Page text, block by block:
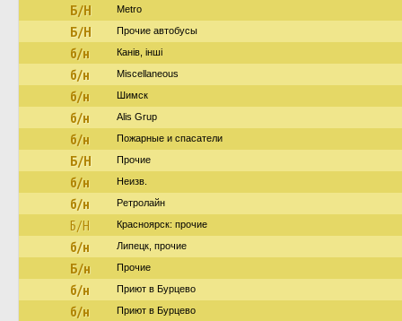
Б/Н Metro
Б/Н Прочие автобусы
б/н Канів, інші
б/н Miscellaneous
б/н Шимск
б/н Alis Grup
б/н Пожарные и спасатели
Б/Н Прочие
б/н Неизв.
б/н Ретролайн
Б/Н Красноярск: прочие
б/н Липецк, прочие
Б/н Прочие
б/н Приют в Бурцево
б/н Приют в Бурцево